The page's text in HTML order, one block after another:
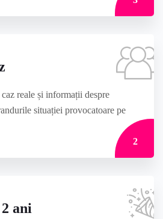
reale și informații despre
situației provocatoare pe
2
ani